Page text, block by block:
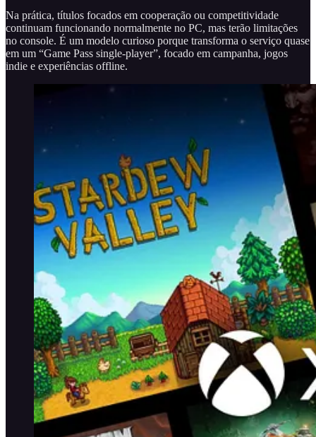
Na prática, títulos focados em cooperação ou competitividade
continuam funcionando normalmente no PC, mas terão limitações
no console. É um modelo curioso porque transforma o serviço quase
em um “Game Pass single-player”, focado em campanha, jogos
indie e experiências offline.